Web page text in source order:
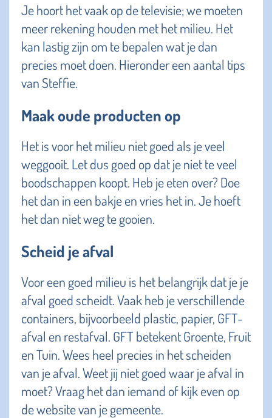
Je hoort het vaak op de televisie; we moeten
meer rekening houden met het milieu. Het
kan lastig zijn om te bepalen wat je dan
precies moet doen. Hieronder een aantal tips
van Steffie.
Maak oude producten op
Het is voor het milieu niet goed als je veel
weggooit. Let dus goed op dat je niet te veel
boodschappen koopt. Heb je eten over? Doe
het dan in een bakje en vries het in. Je hoeft
het dan niet weg te gooien.
Scheid je afval
Voor een goed milieu is het belangrijk dat je je
afval goed scheidt. Vaak heb je verschillende
containers, bijvoorbeeld plastic, papier, GFT-
afval en restafval. GFT betekent Groente, Fruit
en Tuin. Wees heel precies in het scheiden
van je afval. Weet jij niet goed waar je afval in
moet? Vraag het dan iemand of kijk even op
de website van je gemeente.